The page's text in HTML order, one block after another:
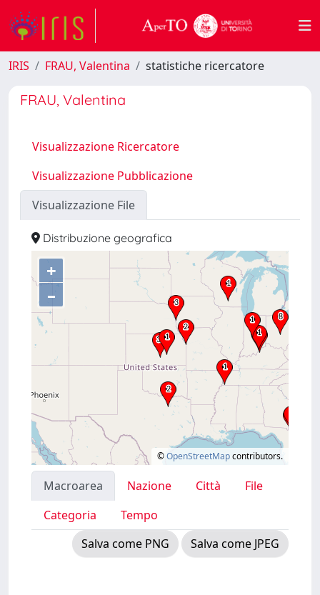
IRIS FRAU, Valentina statistiche ricercatore
FRAU, Valentina
Visualizzazione Ricercatore
Visualizzazione Pubblicazione
Visualizzazione File
Distribuzione geografica
+
–
©OpenStreetMapcontributors.
Macroarea Nazione Città
File
Categoria
Tempo
Salva come PNG
Salva come JPEG